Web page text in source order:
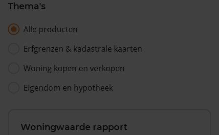
Thema's
Alle producten
Erfgrenzen & kadastrale kaarten
Woning kopen en verkopen
Eigendom en hypotheek
Woningwaarde rapport